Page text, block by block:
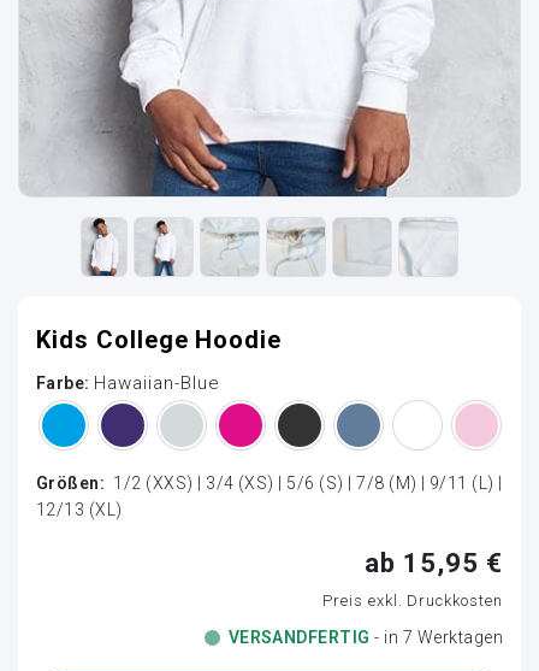
Kids College Hoodie
Farbe: Hawaiian-Blue
Größen: 1/2 (XXS) | 3/4 (XS) | 5/6 (S) | 7/8 (M) | 9/11 (L) |
12/13 (XL)
ab 15,95 €
Preis exkl. Druckkosten
Loading...
VERSANDFERTIG - in 7 Werktagen